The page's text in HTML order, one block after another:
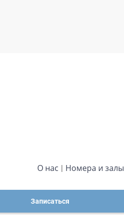
О нас Номера и залы
Записаться